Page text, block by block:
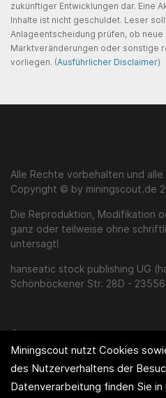
zukünftiger Entwicklungen dar. Eine
Inhalte ist nicht geschuldet. Leser
Anlageentscheidung prüfen, ob
Marktveränderungen oder sonstige
vorliegen. (Ausführlicher Disclaimer)
Alle Rechte vorbehalten und
Copyright © by miningscout.de
Die Reproduktion, Modifikation
ganz oder teilweise ohne
untersagt!
hanseatic stock publishing UG
Schönböckener Str. 28D -
Über uns
Impressum
Disclaimer / AGB
Miningscout nutzt Cookies
des Nutzerverhaltens der
Datenverarbeitung finden Sie in